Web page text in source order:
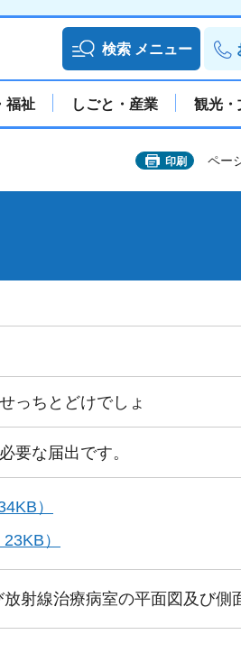
検索 メニュー
福祉 しごと・産業 観光・
印刷 ペー
っちとどけでしょ
要な届出です。
）
）
射線治療病室の平面図及び側